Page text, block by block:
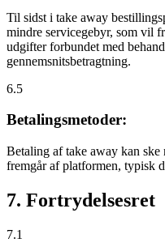
Til sidst i take away
mindre servicegebyr, som vil
udgifter forbundet med
gennemsnitsbetragtning.
6.5
Betalingsmetoder:
Betaling af take away kan ske
fremgår af platformen, typisk
7. Fortrydelsesret
7.1